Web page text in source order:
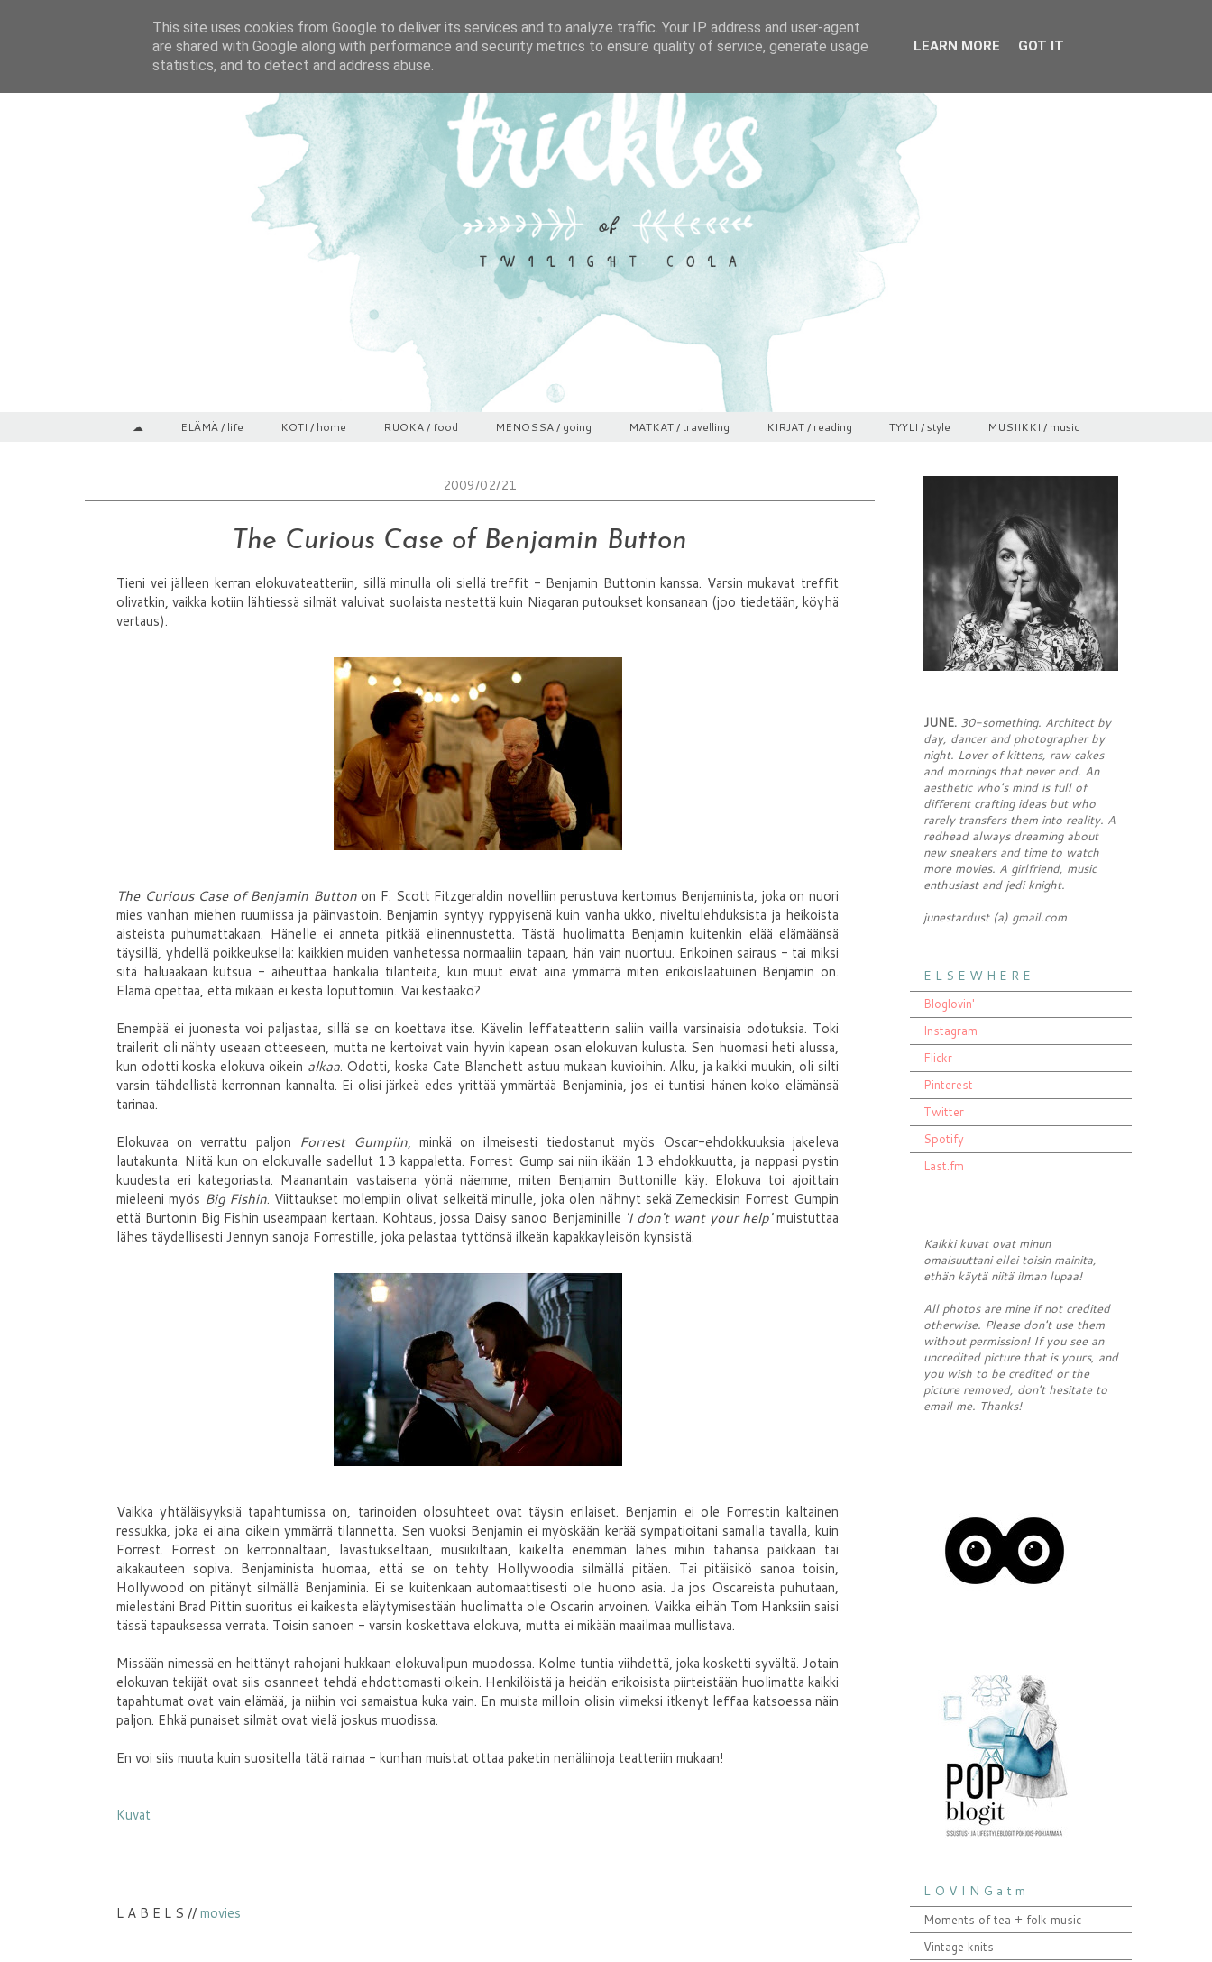
☁ ELÄMÄ / life KOTI / home RUOKA / food MENOSSA / going MATKAT / travelling KIRJAT / reading TYYLI / style MUSIIKKI / music
2009/02/21
The Curious Case of Benjamin Button
Tieni vei jälleen kerran elokuvateatteriin, sillä minulla oli siellä treffit - Benjamin Buttonin kanssa. Varsin mukavat treffit
olivatkin, vaikka kotiin lähtiessä silmät valuivat suolaista nestettä kuin Niagaran putoukset konsanaan (joo tiedetään, köyhä
vertaus).
The Curious Case of Benjamin Buttonon F. Scott Fitzgeraldin novelliin perustuva kertomus Benjaminista, joka on nuori
mies vanhan miehen ruumiissa ja päinvastoin. Benjamin syntyy ryppyisenä kuin vanha ukko, niveltulehduksista ja heikoista
aisteista puhumattakaan. Hänelle ei anneta pitkää elinennustetta. Tästä huolimatta Benjamin kuitenkin elää elämäänsä
täysillä, yhdellä poikkeuksella: kaikkien muiden vanhetessa normaaliin tapaan, hän vain nuortuu. Erikoinen sairaus - tai miksi
sitä haluaakaan kutsua - aiheuttaa hankalia tilanteita, kun muut eivät aina ymmärrä miten erikoislaatuinen Benjamin on.
Elämä opettaa, että mikään ei kestä loputtomiin. Vai kestääkö?
Enempää ei juonesta voi paljastaa, sillä se on koettava itse. Kävelin leffateatterin saliin vailla varsinaisia odotuksia. Toki
trailerit oli nähty useaan otteeseen, mutta ne kertoivat vain hyvin kapean osan elokuvan kulusta. Sen huomasi heti alussa,
kun odotti koska elokuva oikein alkaa. Odotti, koska Cate Blanchett astuu mukaan kuvioihin. Alku, ja kaikki muukin, oli silti
varsin tähdellistä kerronnan kannalta. Ei olisi järkeä edes yrittää ymmärtää Benjaminia, jos ei tuntisi hänen koko elämänsä
tarinaa.
Elokuvaa on verrattu paljon Forrest Gumpiin, minkä on ilmeisesti tiedostanut myös Oscar-ehdokkuuksia jakeleva
lautakunta. Niitä kun on elokuvalle sadellut 13 kappaletta. Forrest Gump sai niin ikään 13 ehdokkuutta, ja nappasi pystin
kuudesta eri kategoriasta. Maanantain vastaisena yönä näemme, miten Benjamin Buttonille käy. Elokuva toi ajoittain
mieleeni myös Big Fishin. Viittaukset molempiin olivat selkeitä minulle, joka olen nähnyt sekä Zemeckisin Forrest Gumpin
että Burtonin Big Fishin useampaan kertaan. Kohtaus, jossa Daisy sanoo Benjaminille 'I don't want your help'muistuttaa
lähes täydellisesti Jennyn sanoja Forrestille, joka pelastaa tyttönsä ilkeän kapakkayleisön kynsistä.
Vaikka yhtäläisyyksiä tapahtumissa on, tarinoiden olosuhteet ovat täysin erilaiset. Benjamin ei ole Forrestin kaltainen
ressukka, joka ei aina oikein ymmärrä tilannetta. Sen vuoksi Benjamin ei myöskään kerää sympatioitani samalla tavalla, kuin
Forrest. Forrest on kerronnaltaan, lavastukseltaan, musiikiltaan, kaikelta enemmän lähes mihin tahansa paikkaan tai
aikakauteen sopiva. Benjaminista huomaa, että se on tehty Hollywoodia silmällä pitäen. Tai pitäisikö sanoa toisin,
Hollywood on pitänyt silmällä Benjaminia. Ei se kuitenkaan automaattisesti ole huono asia. Ja jos Oscareista puhutaan,
mielestäni Brad Pittin suoritus ei kaikesta eläytymisestään huolimatta ole Oscarin arvoinen. Vaikka eihän Tom Hanksiin saisi
tässä tapauksessa verrata. Toisin sanoen - varsin koskettava elokuva, mutta ei mikään maailmaa mullistava.
Missään nimessä en heittänyt rahojani hukkaan elokuvalipun muodossa. Kolme tuntia viihdettä, joka kosketti syvältä. Jotain
elokuvan tekijät ovat siis osanneet tehdä ehdottomasti oikein. Henkilöistä ja heidän erikoisista piirteistään huolimatta kaikki
tapahtumat ovat vain elämää, ja niihin voi samaistua kuka vain. En muista milloin olisin viimeksi itkenyt leffaa katsoessa näin
paljon. Ehkä punaiset silmät ovat vielä joskus muodissa.
En voi siis muuta kuin suositella tätä rainaa - kunhan muistat ottaa paketin nenäliinoja teatteriin mukaan!
Kuvat
L A B E L S //movies
JUNE. 30-something. Architect by
day, dancer and photographer by
night. Lover of kittens, raw cakes
and mornings that never end. An
aesthetic who's mind is full of
different crafting ideas but who
rarely transfers them into reality. A
redhead always dreaming about
new sneakers and time to watch
more movies. A girlfriend, music
enthusiast and jedi knight.
junestardust (a) gmail.com
E L S E W H E R E
Bloglovin'
Instagram
Flickr
Pinterest
Twitter
Spotify
Last.fm
Kaikki kuvat ovat minun
omaisuuttani ellei toisin mainita,
ethän käytä niitä ilman lupaa!
All photos are mine if not credited
otherwise. Please don't use them
without permission! If you see an
uncredited picture that is yours, and
you wish to be credited or the
picture removed, don't hesitate to
email me. Thanks!
L O V I N G a t m
Moments of tea + folk music
Vintage knits
This site uses cookies from Google to deliver its services and to analyze traffic. Your IP address and user-agent
are shared with Google along with performance and security metrics to ensure quality of service, generate usage
statistics, and to detect and address abuse.
LEARN MORE GOT IT